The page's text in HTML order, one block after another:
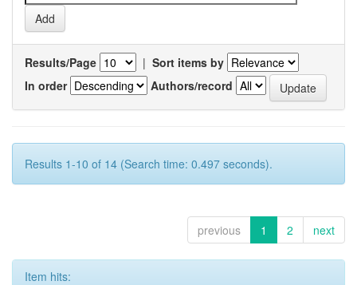
Results/Page | Sort items by
In order
Authors/record
Results 1-10 of 14 (Search time: 0.497 seconds).
previous 1 2 next
Item hits: